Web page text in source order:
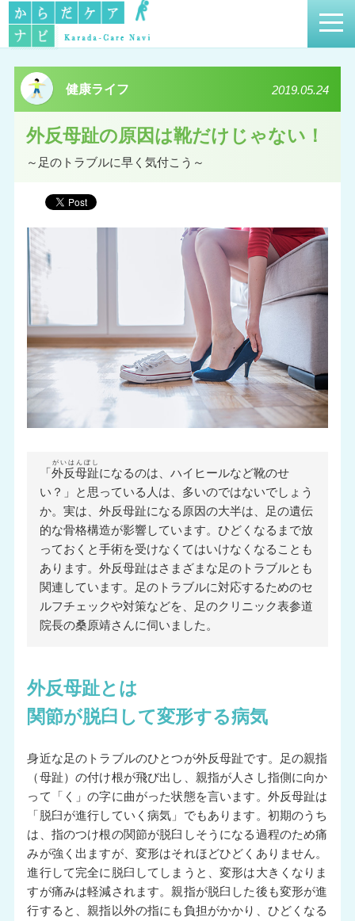
健康ライフ 2019.05.24
外反母趾の原因は靴だけじゃない！
～足のトラブルに早く気付こう～
「外反母趾
がいはんぼし
になるのは、ハイヒールなど靴のせ
い？」と思っている人は、多いのではないでしょう
か。実は、外反母趾になる原因の大半は、足の遺伝
的な骨格構造が影響しています。ひどくなるまで放
っておくと手術を受けなくてはいけなくなることも
あります。外反母趾はさまざまな足のトラブルとも
関連しています。足のトラブルに対応するためのセ
ルフチェックや対策などを、足のクリニック表参道
院長の桑原靖さんに伺いました。
外反母趾とは
関節が脱臼して変形する病気
身近な足のトラブルのひとつが外反母趾です。足の親指
（母趾）の付け根が飛び出し、親指が人さし指側に向か
って「く」の字に曲がった状態を言います。外反母趾は
「脱臼が進行していく病気」でもあります。初期のうち
は、指のつけ根の関節が脱臼しそうになる過程のため痛
みが強く出ますが、変形はそれほどひどくありません。
進行して完全に脱臼してしまうと、変形は大きくなりま
すが痛みは軽減されます。親指が脱臼した後も変形が進
行すると、親指以外の指にも負担がかかり、ひどくなる